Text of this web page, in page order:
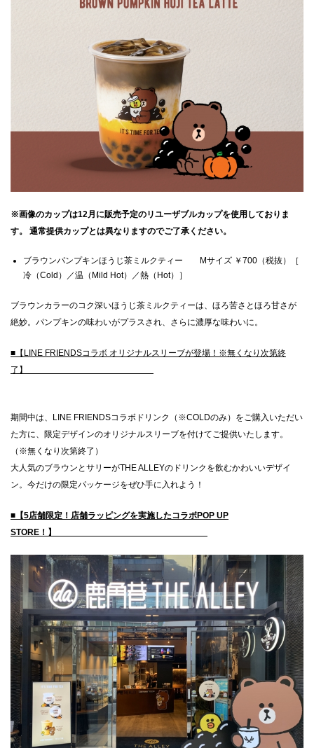
※画像のカップは12月に販売予定のリユーザブルカップを使用しておりま
す。 通常提供カップとは異なりますのでご了承ください。
ブラウンパンプキンほうじ茶ミルクティー Mサイズ ￥700（税抜）［
冷（Cold）／温（Mild Hot）／熱（Hot）］
ブラウンカラーのコク深いほうじ茶ミルクティーは、ほろ苦さとほろ甘さが
絶妙。パンプキンの味わいがプラスされ、さらに濃厚な味わいに。
■【LINE FRIENDSコラボ オリジナルスリーブが登場！※無くなり次第終
了】
期間中は、LINE FRIENDSコラボドリンク（※COLDのみ）をご購入いただい
た方に、限定デザインのオリジナルスリーブを付けてご提供いたします。
（※無くなり次第終了）
大人気のブラウンとサリーがTHE ALLEYのドリンクを飲むかわいいデザイ
ン。今だけの限定パッケージをぜひ手に入れよう！
■【5店舗限定！店舗ラッピングを実施したコラボPOP UP
STORE！】